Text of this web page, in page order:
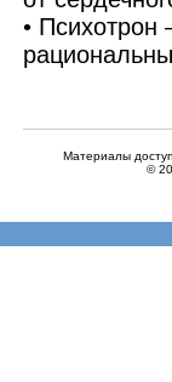
• Психотрон